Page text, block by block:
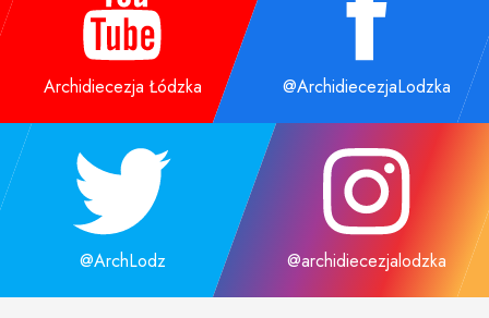
Archidiecezja Łódzka @ArchidiecezjaLodzka
@ArchLodz @archidiecezjalodzka